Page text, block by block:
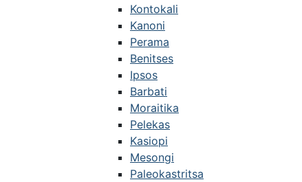
Kontokali
Kanoni
Perama
Benitses
Ipsos
Barbati
Moraitika
Pelekas
Kasiopi
Mesongi
Paleokastritsa